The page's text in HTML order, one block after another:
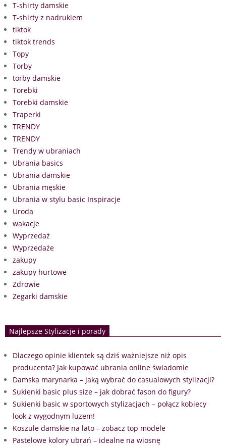
T-shirty damskie
T-shirty z nadrukiem
tiktok
tiktok trends
Topy
Torby
torby damskie
Torebki
Torebki damskie
Traperki
TRENDY
TRENDY
Trendy w ubraniach
Ubrania basics
Ubrania damskie
Ubrania męskie
Ubrania w stylu basic Inspiracje
Uroda
wakacje
Wyprzedaż
Wyprzedaże
zakupy
zakupy hurtowe
Zdrowie
Zegarki damskie
Najlepsze Stylizacje i porady
Dlaczego opinie klientek są dziś ważniejsze niż opis
producenta? Jak kupować ubrania online świadomie
Damska marynarka – jaką wybrać do casualowych stylizacji?
Sukienki basic plus size – jak dobrać fason do figury?
Sukienki basic w sportowych stylizacjach – połącz kobiecy
look z wygodnym luzem!
Koszule damskie na lato – zobacz top modele
Pastelowe kolory ubrań – idealne na wiosnę